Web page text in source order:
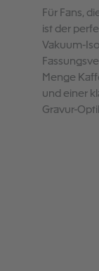
Für Fans,
ist der
Vakuum-
Menge
und einer
Gravur-